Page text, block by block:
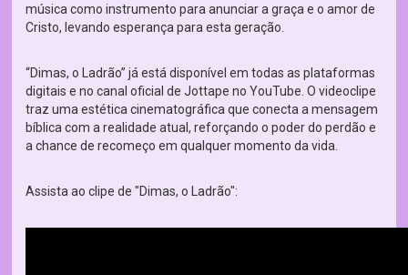
música como instrumento para anunciar a graça e o amor de
Cristo, levando esperança para esta geração.
“Dimas, o Ladrão” já está disponível em todas as plataformas
digitais e no canal oficial de Jottape no YouTube. O videoclipe
traz uma estética cinematográfica que conecta a mensagem
bíblica com a realidade atual, reforçando o poder do perdão e
a chance de recomeço em qualquer momento da vida.
Assista ao clipe de "Dimas, o Ladrão":